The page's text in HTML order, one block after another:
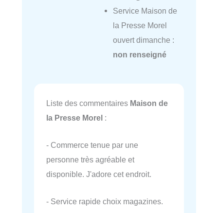
Service Maison de
la Presse Morel
ouvert dimanche :
non renseigné
Liste des commentaires Maison de
la Presse Morel :
- Commerce tenue par une
personne très agréable et
disponible. J'adore cet endroit.
- Service rapide choix magazines.